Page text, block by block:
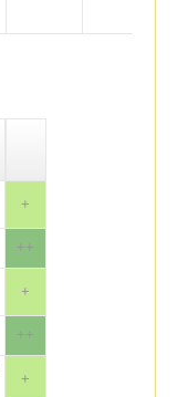
+
++
+
++
+